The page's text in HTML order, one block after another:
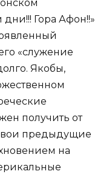
Гора Афон!!»
«служение
Якобы,
получить от
предыдущие
на